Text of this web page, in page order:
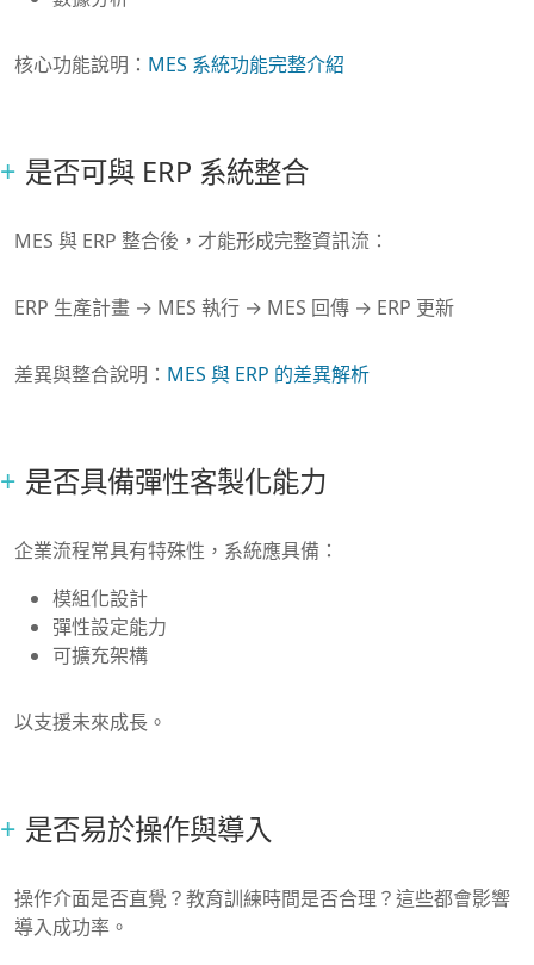
核心功能說明： MES 系統功能完整介紹
是否可與 ERP 系統整合
MES 與 ERP 整合後，才能形成完整資訊流：
ERP 生產計畫 → MES 執行 → MES 回傳 → ERP 更新
差異與整合說明： MES 與 ERP 的差異解析
是否具備彈性客製化能力
企業流程常具有特殊性，系統應具備：
模組化設計
彈性設定能力
可擴充架構
以支援未來成長。
是否易於操作與導入
操作介面是否直覺？教育訓練時間是否合理？這些都會影響
導入成功率。